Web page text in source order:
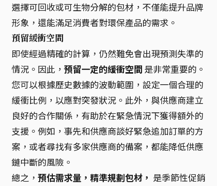
選擇可回收或可生物分解的包材，不僅能提升品牌
形象，還能滿足消費者對環保產品的需求。
預留緩衝空間
即使經過精確的計算，仍然難免會出現預測失準的
情況。因此， 預留一定的緩衝空間是非常重要的。
您可以根據歷史數據的波動範圍，設定一個合理的
緩衝比例，以應對突發狀況。此外，與供應商建立
良好的合作關係，有助於在緊急情況下獲得額外的
支援。例如，事先和供應商談好緊急追加訂單的方
案，或者尋找有多家供應商的備案，都能降低供應
鏈中斷的風險。
總之， 預估需求量，精準規劃包材， 是季節性促銷